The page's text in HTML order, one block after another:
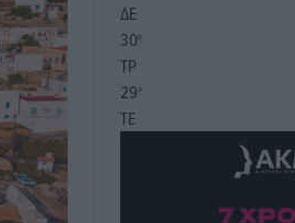
ΔΕ
30°
ΤΡ
29°
ΤΕ